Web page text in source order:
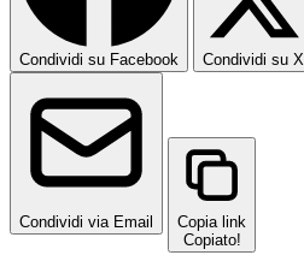
Condividi su Facebook Condividi su X
Condividi via Email
Copia link
Copiato!